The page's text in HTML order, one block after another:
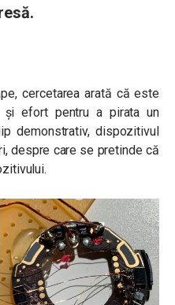
cercetarea arată că este
și efort pentru a pirata un
demonstrativ, dispozitivul
despre care se pretinde că